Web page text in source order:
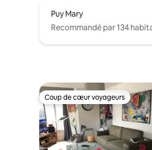
Puy Mary
Recommandé par 134
Coup de cœur voyageurs
Coup de cœur voyageurs